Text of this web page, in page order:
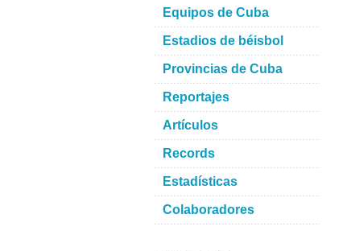
Equipos de Cuba
Estadios de béisbol
Provincias de Cuba
Reportajes
Artículos
Records
Estadísticas
Colaboradores